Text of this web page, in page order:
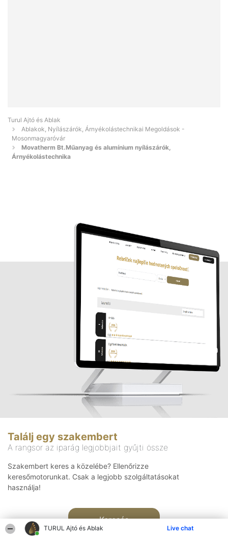
TURUL Ajtó és Ablak Live chat
Turul Ajtó és Ablak
Ablakok, Nyílászárók, Árnyékolástechnikai Megoldások -
Mosonmagyaróvár
Movatherm Bt.Műanyag és alumínium nyílászárók,
Árnyékolástechnika
Találj egy szakembert
A rangsor az iparág legjobbjait gyűjti össze
Szakembert keres a közelébe? Ellenőrizze
keresőmotorunkat. Csak a legjobb szolgáltatásokat
használja!
Keresés